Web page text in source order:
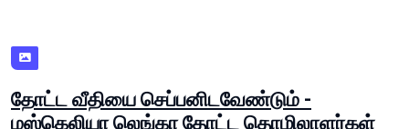
தோட்ட வீதியை செப்பனிடவேண்டும் -
மஸ்கெலியா லெங்கா தோட்ட தொழிலாளர்கள்